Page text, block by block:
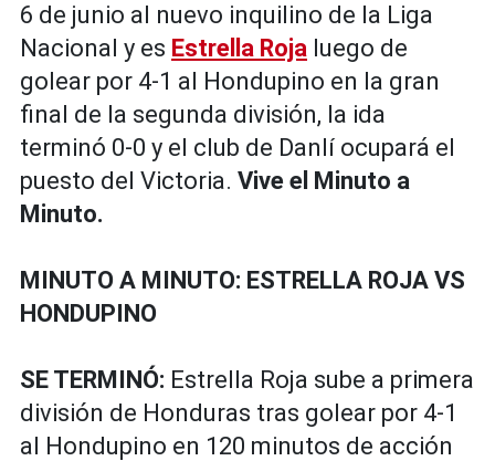
6 de junio al nuevo inquilino de la Liga
Nacional y es Estrella Roja luego de
golear por 4-1 al Hondupino en la gran
final de la segunda división, la ida
terminó 0-0 y el club de Danlí ocupará el
puesto del Victoria. Vive el Minuto a
Minuto.
MINUTO A MINUTO: ESTRELLA ROJA VS
HONDUPINO
SE TERMINÓ: Estrella Roja sube a primera
división de Honduras tras golear por 4-1
al Hondupino en 120 minutos de acción